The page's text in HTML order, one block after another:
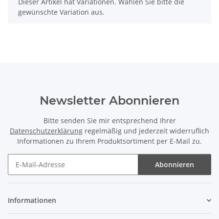
gewünschte Variation aus.
Newsletter Abonnieren
Bitte senden Sie mir entsprechend Ihrer
Datenschutzerklärung regelmäßig und jederzeit widerruflich
Informationen zu Ihrem Produktsortiment per E-Mail zu.
Abonnieren
Informationen